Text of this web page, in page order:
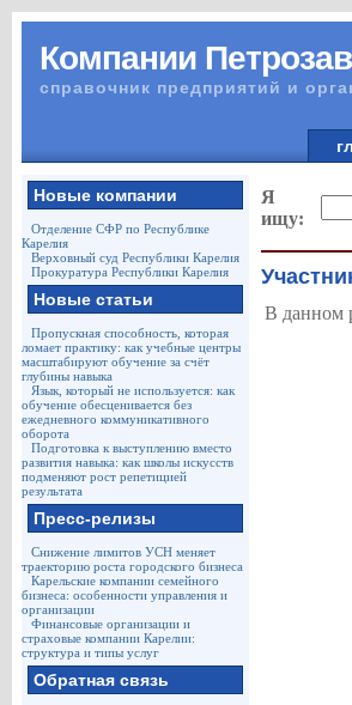
Компании
справочник предприятий и
Новые компании
Отделение СФР по Республике
Карелия
Верховный суд Республики Карелия
Прокуратура Республики Карелия
Новые статьи
Пропускная способность, которая
ломает практику: как учебные центры
масштабируют обучение за счёт
глубины навыка
Язык, который не используется: как
обучение обесценивается без
ежедневного коммуникативного
оборота
Подготовка к выступлению вместо
развития навыка: как школы искусств
подменяют рост репетицией
результата
Пресс-релизы
Снижение лимитов УСН меняет
траекторию роста городского бизнеса
Карельские компании семейного
бизнеса: особенности управления и
организации
Финансовые организации и
страховые компании Карелии:
структура и типы услуг
Обратная связь
Я
ищу:
В данном